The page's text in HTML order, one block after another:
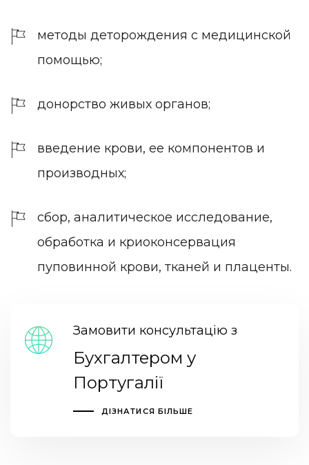
методы деторождения с медицинской
помощью;
донорство живых органов;
введение крови, ее компонентов и
производных;
сбор, аналитическое исследование,
обработка и криоконсервация
пуповинной крови, тканей и плаценты.
Замовити консультацію з
Бухгалтером у
Португалії
ДІЗНАТИСЯ БІЛЬШЕ